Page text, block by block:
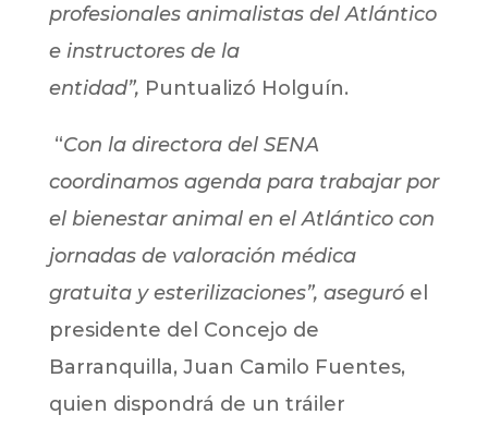
profesionales animalistas del Atlántico
e instructores de la
entidad”, Puntualizó Holguín.
“Con la directora del SENA
coordinamos agenda para trabajar por
el bienestar animal en el Atlántico con
jornadas de valoración médica
gratuita y esterilizaciones”, aseguró el
presidente del Concejo de
Barranquilla, Juan Camilo Fuentes,
quien dispondrá de un tráiler